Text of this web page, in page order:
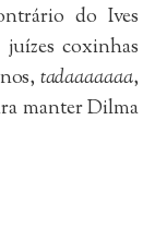
do Ives
coxinhas
tadaaaaaaa,
manter Dilma